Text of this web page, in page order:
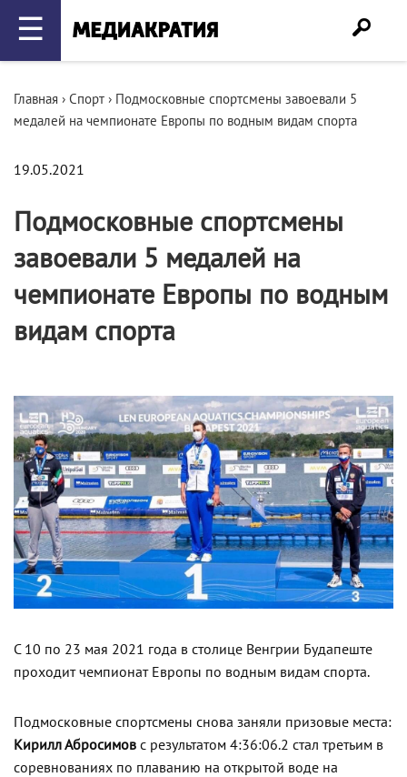
☰
Главная › Спорт › Подмосковные спортсмены завоевали 5
медалей на чемпионате Европы по водным видам спорта
19.05.2021
Подмосковные спортсмены
завоевали 5 медалей на
чемпионате Европы по водным
видам спорта
С 10 по 23 мая 2021 года в столице Венгрии Будапеште
проходит чемпионат Европы по водным видам спорта.
Подмосковные спортсмены снова заняли призовые места:
Кирилл Абросимов с результатом 4:36:06.2 стал третьим в
соревнованиях по плаванию на открытой воде на